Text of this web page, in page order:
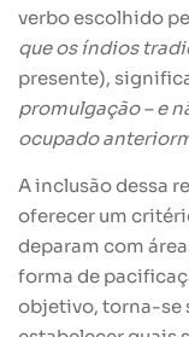
verbo escolhido
que os índios
presente),
promulgação – e
ocupado
A inclusão dessa
oferecer um
deparam com
forma de
objetivo, torna-se